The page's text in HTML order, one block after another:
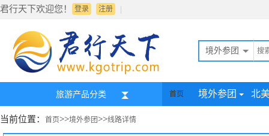
君行天下欢迎您！ 登录 |
注册
境外参团
旅游产品分类 首页 境外参团 北
当前位置： 首页>>境外参团>>线路详情